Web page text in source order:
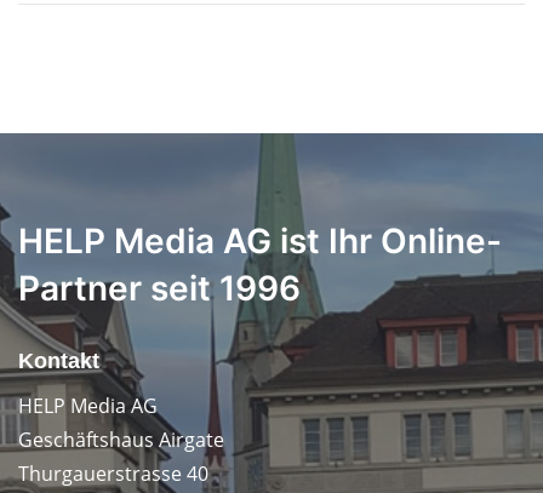
HELP Media AG ist Ihr Online-
Partner seit 1996
Kontakt
HELP Media AG
Geschäftshaus Airgate
Thurgauerstrasse 40